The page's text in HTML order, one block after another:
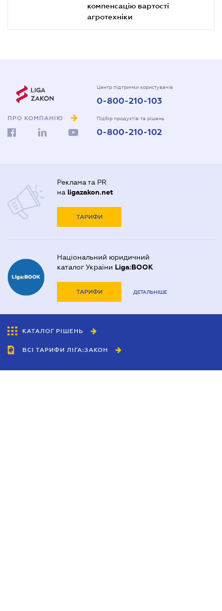
компенсацію вартості
агротехніки
ПРО КОМПАНІЮ
Центр підтримки користувачів
0-800-210-103
Підбір продуктів та рішень
0-800-210-102
Реклама та PR
на ligazakon.net
ТАРИФИ
Національний юридичний
каталог України Liga:BOOK
ТАРИФИ ДЕТАЛЬНІШЕ
КАТАЛОГ РІШЕНЬ
ВСІ ТАРИФИ ЛІГА:ЗАКОН